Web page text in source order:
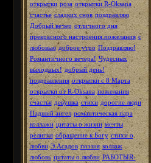
открытки роза открытки R-Oksana
счастье сладких снов поздравляю
Добрый вечер отличного дня
прекрасного настроения.пожелания с
любовью доброе утро Поздравляю!
Романтичного вечера! Чудесных
выходных! добрый день!
поздравления открытки с 8 Марта
открытки от R-Oksana пожелания
счастья девушка стихи дорогие люди
Падший ангел романтическая пара
коллажи цитаты о жизни мечты
религия обращение к Богу стихи о
любви Э.Асадов поэзия коллаж
любовь цитаты о любви РАБОТЫR-